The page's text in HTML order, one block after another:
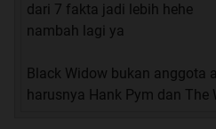
dari 7 fakta jadi lebih hehe
nambah lagi ya
Black Widow bukan anggota
harusnya Hank Pym dan The